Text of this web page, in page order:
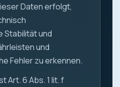
Daten erfolgt,
Stabilität und
und
Fehler zu erkennen.
Art. 6 Abs. 1 lit. f